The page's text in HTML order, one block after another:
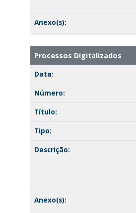
Anexo(s):
Processos Digitalizados
Data:
Número:
Título:
Tipo:
Descrição:
Anexo(s):